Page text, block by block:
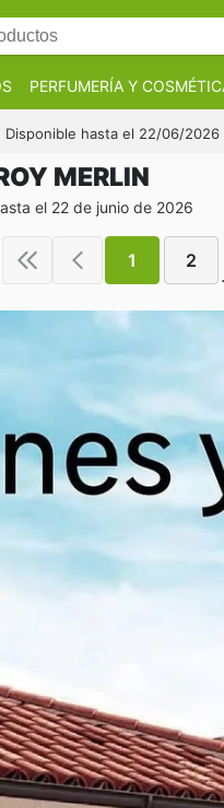
PERFUMERÍA Y
Disponible hasta el 22/06/2026
MERLIN
el 22 de junio de 2026
1 2